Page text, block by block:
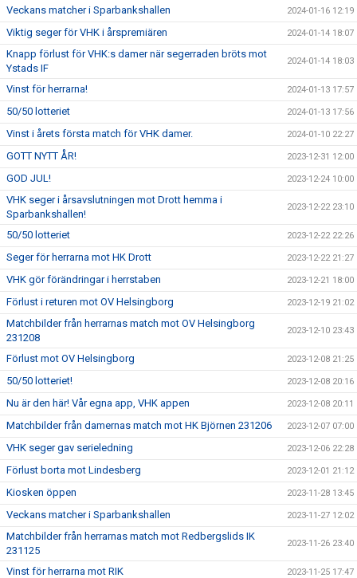
Veckans matcher i Sparbankshallen 2024-01-16 12:19
Viktig seger för VHK i årspremiären 2024-01-14 18:07
Knapp förlust för VHK:s damer när segerraden bröts mot
Ystads IF
2024-01-14 18:03
Vinst för herrarna! 2024-01-13 17:57
50/50 lotteriet 2024-01-13 17:56
Vinst i årets första match för VHK damer. 2024-01-10 22:27
GOTT NYTT ÅR! 2023-12-31 12:00
GOD JUL! 2023-12-24 10:00
VHK seger i årsavslutningen mot Drott hemma i
Sparbankshallen!
2023-12-22 23:10
50/50 lotteriet 2023-12-22 22:26
Seger för herrarna mot HK Drott 2023-12-22 21:27
VHK gör förändringar i herrstaben 2023-12-21 18:00
Förlust i returen mot OV Helsingborg 2023-12-19 21:02
Matchbilder från herrarnas match mot OV Helsingborg
231208
2023-12-10 23:43
Förlust mot OV Helsingborg 2023-12-08 21:25
50/50 lotteriet! 2023-12-08 20:16
Nu är den här! Vår egna app, VHK appen 2023-12-08 20:11
Matchbilder från damernas match mot HK Björnen 231206 2023-12-07 07:00
VHK seger gav serieledning 2023-12-06 22:28
Förlust borta mot Lindesberg 2023-12-01 21:12
Kiosken öppen 2023-11-28 13:45
Veckans matcher i Sparbankshallen 2023-11-27 12:02
Matchbilder från herrarnas match mot Redbergslids IK
231125
2023-11-26 23:40
Vinst för herrarna mot RIK 2023-11-25 17:47